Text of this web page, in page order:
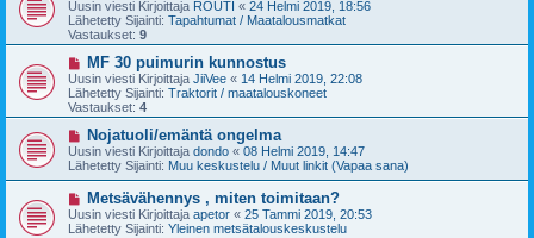
s
t
i
s
i
v
e
s
t
i
Uusin viesti Kirjoittaja ROUTI « 24 Helmi 2019, 18:56
Lähetetty Sijainti: Tapahtumat / Maatalousmatkat
Vastaukset: 9
U
u
s
i
v
e
s
t
MF 30 puimurin kunnostus
Uusin viesti Kirjoittaja JiiVee « 14 Helmi 2019, 22:08
Lähetetty Sijainti: Traktorit / maatalouskoneet
Vastaukset: 4
U
u
s
i
v
e
s
Nojatuoli/emäntä ongelma
Uusin viesti Kirjoittaja dondo « 08 Helmi 2019, 14:47
Lähetetty Sijainti: Muu keskustelu / Muut linkit (Vapaa sana)
U
u
s
Metsävähennys , miten toimitaan?
Uusin viesti Kirjoittaja apetor « 25 Tammi 2019, 20:53
Lähetetty Sijainti: Yleinen metsätalouskeskustelu